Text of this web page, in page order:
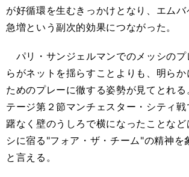
が好循環を生むきっかけとなり、エム
急増という副次的効果につながった。
パリ・サンジェルマンでのメッシのプ
らがネットを揺らすことよりも、明ら
ためのプレーに徹する姿勢が見てとれ
テージ第２節マンチェスター・シティ
躇なく壁のうしろで横になったことなど
シに宿る"フォア・ザ・チーム"の精神を
と言える。